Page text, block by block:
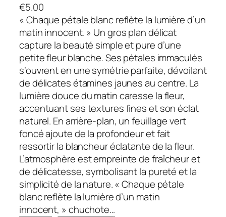
€5.00
« Chaque pétale blanc reflète la lumière d’un
matin innocent. » Un gros plan délicat
capture la beauté simple et pure d’une
petite fleur blanche. Ses pétales immaculés
s’ouvrent en une symétrie parfaite, dévoilant
de délicates étamines jaunes au centre. La
lumière douce du matin caresse la fleur,
accentuant ses textures fines et son éclat
naturel. En arrière-plan, un feuillage vert
foncé ajoute de la profondeur et fait
ressortir la blancheur éclatante de la fleur.
L’atmosphère est empreinte de fraîcheur et
de délicatesse, symbolisant la pureté et la
simplicité de la nature. « Chaque pétale
blanc reflète la lumière d’un matin
innocent, » chuchote…